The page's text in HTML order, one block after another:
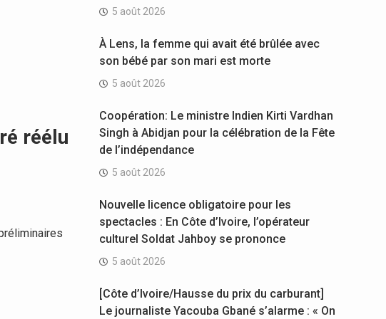
réélu
5 août 2026
À Lens, la femme qui avait été brûlée avec
son bébé par son mari est morte
5 août 2026
Coopération: Le ministre Indien Kirti Vardhan
Singh à Abidjan pour la célébration de la Fête
de l’indépendance
5 août 2026
Nouvelle licence obligatoire pour les
spectacles : En Côte d’Ivoire, l’opérateur
culturel Soldat Jahboy se prononce
5 août 2026
[Côte d’Ivoire/Hausse du prix du carburant]
Le journaliste Yacouba Gbané s’alarme : « On